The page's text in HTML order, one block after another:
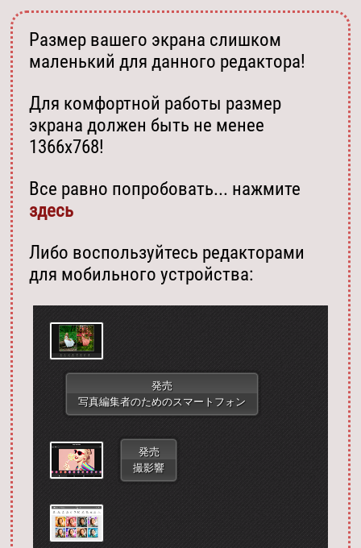
Запустить фотошоп
Размер вашего экрана слишком
маленький для данного редактора!
Для комфортной работы размер
экрана должен быть не менее
1366х768!
Все равно попробовать... нажмите
здесь
Либо воспользуйтесь редакторами
для мобильного устройства:
発売
写真編集者のためのスマートフォン
発売
撮影響